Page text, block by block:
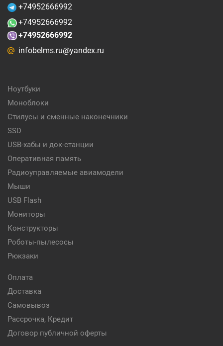
+74952666992
+74952666992
+74952666992
infobelms.ru@yandex.ru
Ноутбуки
Моноблоки
Стилусы и сменные наконечники
SSD
USB-хабы и док-станции
Оперативная память
Радиоуправляемые авиамодели
Мыши
USB Flash
Мониторы
Конструкторы
Роботы-пылесосы
Рюкзаки
Оплата
Доставка
Самовывоз
Рассрочка, Кредит
Договор публичной оферты